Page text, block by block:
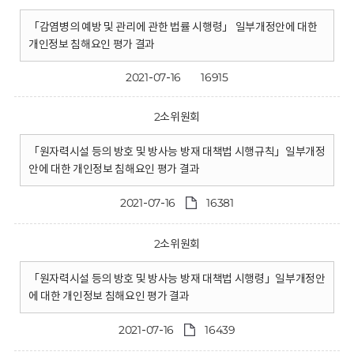
「감염병의 예방 및 관리에 관한 법률 시행령」 일부개정안에 대한
개인정보 침해요인 평가 결과
2021-07-16 16915
2소위원회
「원자력시설 등의 방호 및 방사능 방재 대책법 시행규칙」일부개정
안에 대한 개인정보 침해요인 평가 결과
2021-07-16 16381
2소위원회
「원자력시설 등의 방호 및 방사능 방재 대책법 시행령」일부개정안
에 대한 개인정보 침해요인 평가 결과
2021-07-16 16439